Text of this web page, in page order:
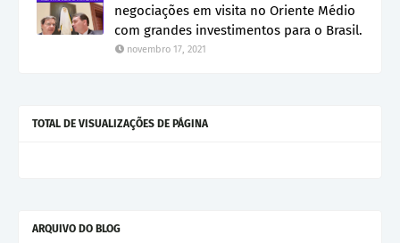
negociações em visita no Oriente Médio
com grandes investimentos para o Brasil.
novembro 17, 2021
TOTAL DE VISUALIZAÇÕES DE PÁGINA
ARQUIVO DO BLOG